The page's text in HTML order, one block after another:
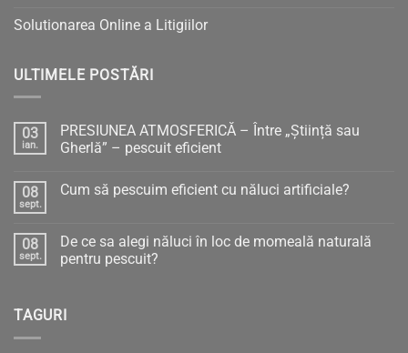
Solutionarea Online a Litigiilor
ULTIMELE POSTĂRI
03
ian.
PRESIUNEA ATMOSFERICĂ – Între „Știință sau
Gherlă” – pescuit eficient
la
Între
„Știință
sau
eficient
08
sept.
Cum să pescuim eficient cu năluci artificiale?
Cum
să
pescuim
artificiale?
08
sept.
De ce sa alegi năluci în loc de momeală naturală
pentru pescuit?
De
TAGURI